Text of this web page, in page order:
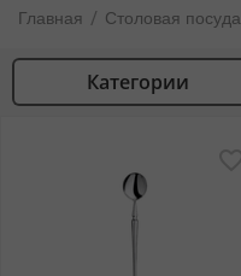
Главная / Столовая посуда
Категории